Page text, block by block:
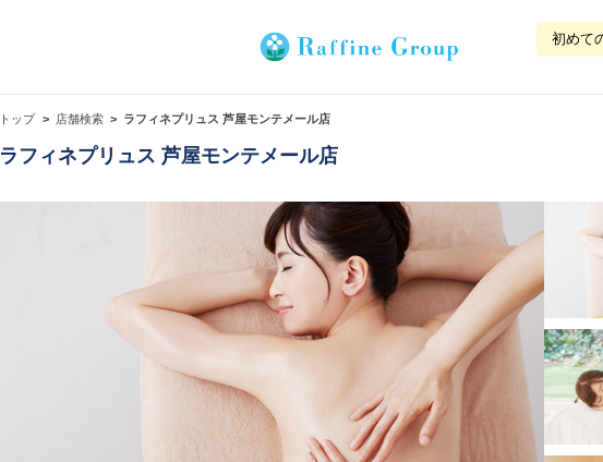
初めて
トップ 店舗検索 ラフィネプリュス 芦屋モンテメール店
ラフィネプリュス 芦屋モンテメール店